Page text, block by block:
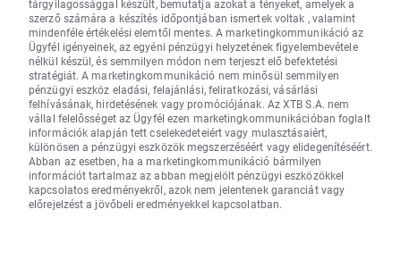
tárgyilagossággal készült, bemutatja azokat a tényeket, amelyek a
szerző számára a készítés időpontjában ismertek voltak , valamint
mindenféle értékelési elemtől mentes. A marketingkommunikáció az
Ügyfél igényeinek, az egyéni pénzügyi helyzetének figyelembevétele
nélkül készül, és semmilyen módon nem terjeszt elő befektetési
stratégiát. A marketingkommunikáció nem minősül semmilyen
pénzügyi eszköz eladási, felajánlási, feliratkozási, vásárlási
felhívásának, hirdetésének vagy promóciójának. Az XTB S.A. nem
vállal felelősséget az Ügyfél ezen marketingkommunikációban foglalt
információk alapján tett cselekedeteiért vagy mulasztásaiért,
különösen a pénzügyi eszközök megszerzéséért vagy elidegenítéséért.
Abban az esetben, ha a marketingkommunikáció bármilyen
információt tartalmaz az abban megjelölt pénzügyi eszközökkel
kapcsolatos eredményekről, azok nem jelentenek garanciát vagy
előrejelzést a jövőbeli eredményekkel kapcsolatban.